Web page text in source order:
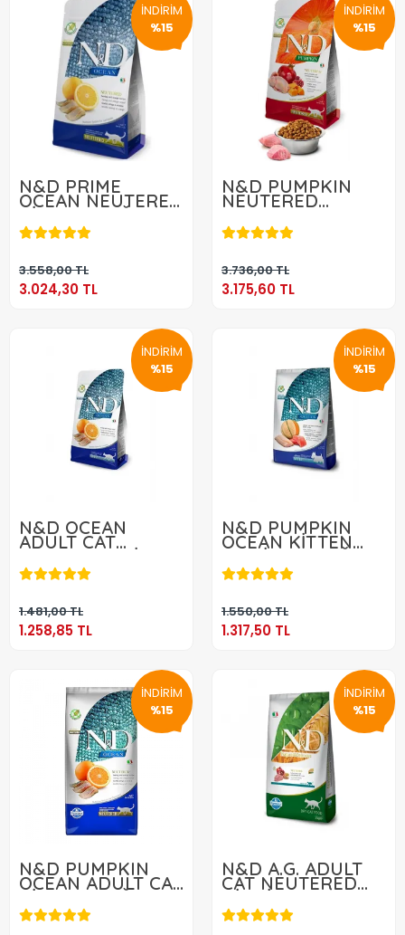
İNDİRİM
%15
N&D PRIME
OCEAN NEUTERED
RİNGA BALIĞI &
PORTAKAL 5 KG
3.558,00 TL
3.024,30 TL
3.024,30 TL
İNDİRİM
%15
N&D PUMPKIN
NEUTERED
BILDIRCIN & NAR
5 KG
3.736,00 TL
3.175,60 TL
3.175,60 TL
İNDİRİM
%15
N&D OCEAN
ADULT CAT
NEUTERED RİNGA
& PORTAKAL 1,5
KG
1.481,00 TL
1.258,85 TL
1.258,85 TL
İNDİRİM
%15
N&D PUMPKIN
OCEAN KİTTEN
MORİNA BALIĞI &
KARİDES KAVUN
1,5 KG
1.550,00 TL
1.317,50 TL
1.317,50 TL
İNDİRİM
%15
N&D PUMPKIN
OCEAN ADULT CAT
RİNGA BALIĞI &
PORTAKAL 5 KG
3.024,30 TL
İNDİRİM
%15
N&D A.G. ADULT
CAT NEUTERED
HİNDİ 10 KG
4.578,95 TL